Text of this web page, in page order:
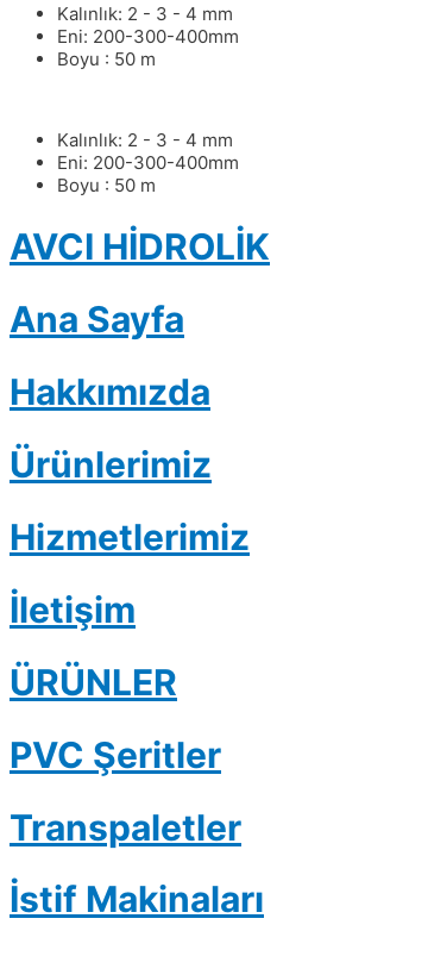
Kalınlık: 2 - 3 - 4 mm
Eni: 200-300-400mm
Boyu : 50 m
Kalınlık: 2 - 3 - 4 mm
Eni: 200-300-400mm
Boyu : 50 m
AVCI HİDROLİK
Ana Sayfa
Hakkımızda
Ürünlerimiz
Hizmetlerimiz
İletişim
ÜRÜNLER
PVC Şeritler
Transpaletler
İstif Makinaları